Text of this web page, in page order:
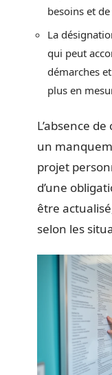
besoins et
La
qui peut
démarches
plus en
L’absence
un
projet
d’une
être
selon les